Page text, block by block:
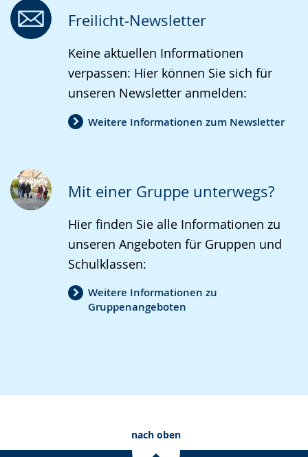
Freilicht-Newsletter
Keine aktuellen Informationen
verpassen: Hier können Sie sich für
unseren Newsletter anmelden:
Weitere Informationen zum Newsletter
Mit einer Gruppe unterwegs?
Hier finden Sie alle Informationen zu
unseren Angeboten für Gruppen und
Schulklassen:
Weitere Informationen zu
Gruppenangeboten
nach oben